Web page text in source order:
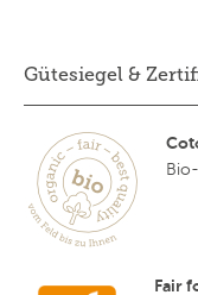
Gütesiegel &
Fair